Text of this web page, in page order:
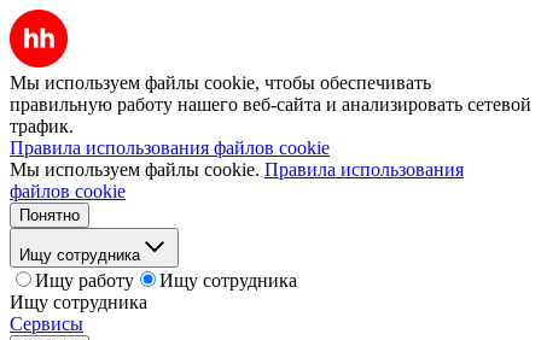
Мы используем файлы cookie, чтобы обеспечивать
правильную работу нашего веб-сайта и анализировать сетевой
трафик.
Правила использования файлов cookie
Мы используем файлы cookie. Правила использования
файлов cookie
Понятно
Ищу сотрудника
Ищу работу
Ищу сотрудника
Ищу сотрудника
Сервисы